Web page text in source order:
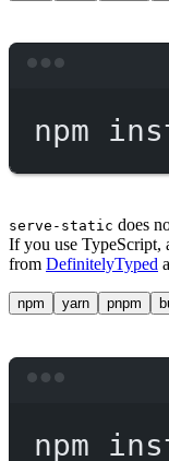
npm
serve-static does
If you use TypeScript,
from DefinitelyTyped
npm yarn pnpm
npm